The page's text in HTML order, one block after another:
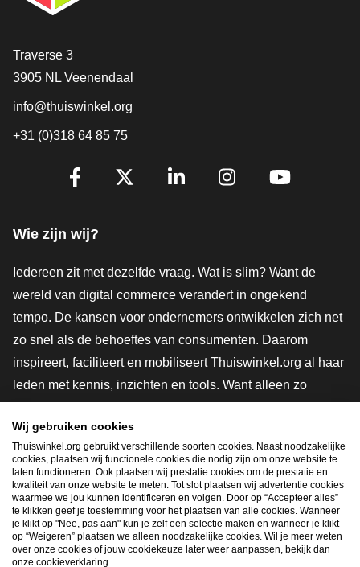
Contact
Traverse 3
3905 NL Veenendaal
info@thuiswinkel.org
+31 (0)318 64 85 75
Volg je ons al?
Wie zijn wij?
Iedereen zit met dezelfde vraag. Wat is slim? Want de
wereld van digital commerce verandert in ongekend
tempo. De kansen voor ondernemers ontwikkelen zich net
zo snel als de behoeftes van consumenten. Daarom
inspireert, faciliteert en mobiliseert Thuiswinkel.org al haar
leden met kennis, inzichten en tools. Want alleen zo
innovatievere toekomst. Dus groei ook mee en maak
shoppen slimmer.
Lid worden
Snel navigeren
Wij gebruiken cookies
Thuiswinkel.org gebruikt verschillende soorten cookies. Naast noodzakelijke
cookies, plaatsen wij functionele cookies die nodig zijn om onze website te
laten functioneren. Ook plaatsen wij prestatie cookies om de prestatie en
kwaliteit van onze website te meten. Tot slot plaatsen wij advertentie cookies
waarmee we jou kunnen identificeren en volgen. Door op “Accepteer alles”
te klikken geef je toestemming voor het plaatsen van alle cookies. Wanneer
je klikt op "Nee, pas aan" kun je zelf een selectie maken en wanneer je klikt
op “Weigeren” plaatsen we alleen noodzakelijke cookies. Wil je meer weten
over onze cookies of jouw cookiekeuze later weer aanpassen, bekijk dan
onze cookieverklaring.